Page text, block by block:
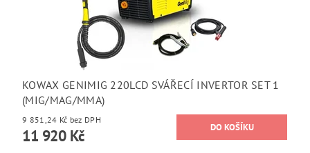
KOWAX GENIMIG 220LCD SVÁŘECÍ INVERTOR SET 1
(MIG/MAG/MMA)
9 851,24 Kč bez DPH
11 920 Kč